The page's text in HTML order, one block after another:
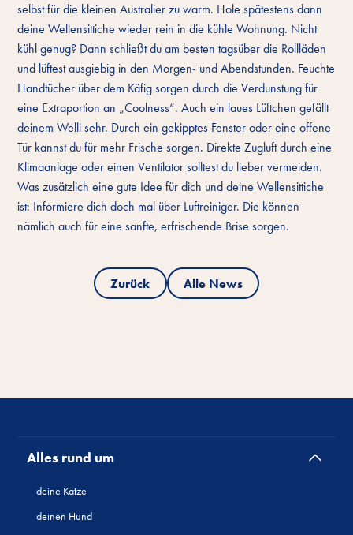
selbst für die kleinen Australier zu warm. Hole spätestens dann
deine Wellensittiche wieder rein in die kühle Wohnung. Nicht
kühl genug? Dann schließt du am besten tagsüber die Rollläden
und lüftest ausgiebig in den Morgen- und Abendstunden. Feuchte
Handtücher über dem Käfig sorgen durch die Verdunstung für
eine Extraportion an „Coolness“. Auch ein laues Lüftchen gefällt
deinem Welli sehr. Durch ein gekipptes Fenster oder eine offene
Tür kannst du für mehr Frische sorgen. Direkte Zugluft durch eine
Klimaanlage oder einen Ventilator solltest du lieber vermeiden.
Was zusätzlich eine gute Idee für dich und deine Wellensittiche
ist: Informiere dich doch mal über Luftreiniger. Die können
nämlich auch für eine sanfte, erfrischende Brise sorgen.
Zurück Alle News
Alles rund um
deine Katze
deinen Hund